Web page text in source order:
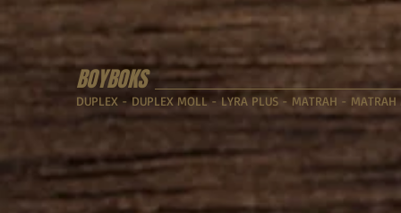
BOYBOKS
DUPLEX - DUPLEX MOLL - LYRA PLUS - MATRAH -